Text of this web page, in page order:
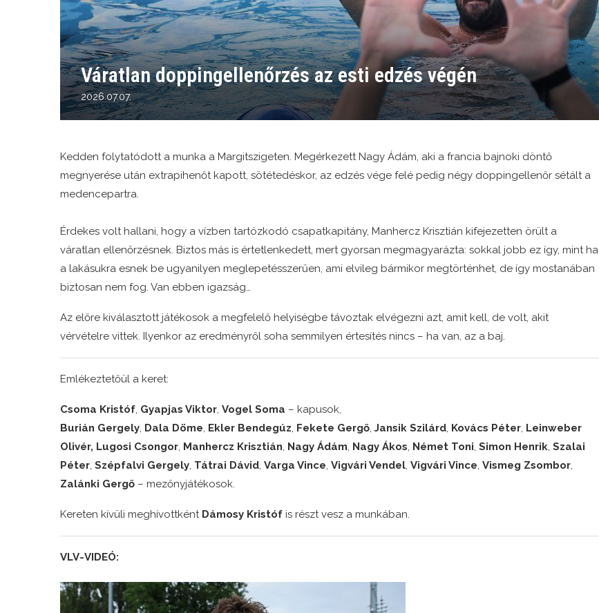
Váratlan doppingellenőrzés az esti edzés végén
2026.07.07.
Kedden folytatódott a munka a Margitszigeten. Megérkezett Nagy Ádám, aki a francia bajnoki döntő
megnyerése után extrapihenőt kapott, sötétedéskor, az edzés vége felé pedig négy doppingellenőr sétált a
medencepartra.
Érdekes volt hallani, hogy a vízben tartózkodó csapatkapitány, Manhercz Krisztián kifejezetten örült a
váratlan ellenőrzésnek. Biztos más is értetlenkedett, mert gyorsan megmagyarázta: sokkal jobb ez így, mint ha
a lakásukra esnek be ugyanilyen meglepetésszerűen, ami elvileg bármikor megtörténhet, de így mostanában
biztosan nem fog. Van ebben igazság…
Az előre kiválasztott játékosok a megfelelő helyiségbe távoztak elvégezni azt, amit kell, de volt, akit
vérvételre vittek. Ilyenkor az eredményről soha semmilyen értesítés nincs – ha van, az a baj.
Emlékeztetőül a keret:
Csoma Kristóf, Gyapjas Viktor, Vogel Soma – kapusok,
Burián Gergely, Dala Döme, Ekler Bendegúz, Fekete Gergő, Jansik Szilárd, Kovács Péter, Leinweber
Olivér, Lugosi Csongor, Manhercz Krisztián, Nagy Ádám, Nagy Ákos, Német Toni, Simon Henrik, Szalai
Péter, Szépfalvi Gergely, Tátrai Dávid, Varga Vince, Vigvári Vendel, Vigvári Vince, Vismeg Zsombor,
Zalánki Gergő – mezőnyjátékosok.
Kereten kívüli meghívottként Dámosy Kristóf is részt vesz a munkában.
VLV-VIDEÓ: